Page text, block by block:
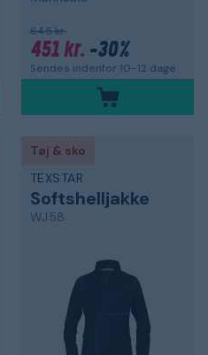
645 kr.
451 kr. -30%
Sendes indenfor 10-12 dage
Tøj & sko
TEXSTAR
Softshelljakke
WJ58